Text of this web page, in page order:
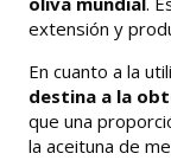
extensión y
En cuanto a la
destina a la
que una
la aceituna de